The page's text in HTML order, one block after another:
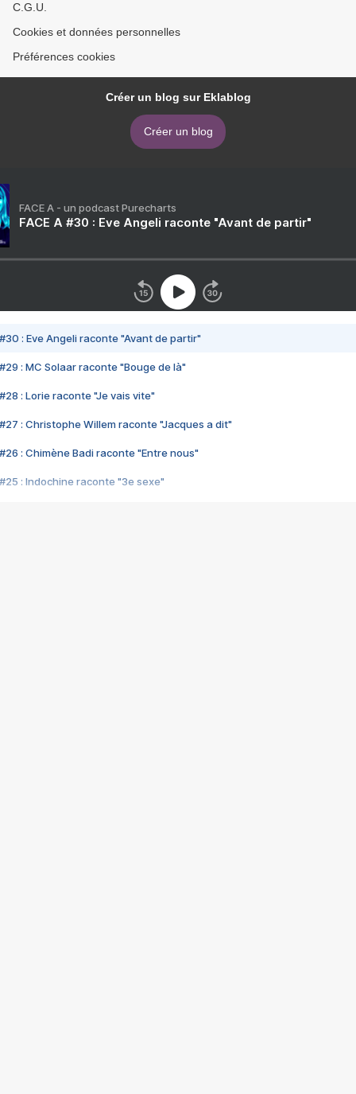
C.G.U.
Cookies et données personnelles
Préférences cookies
Créer un blog sur Eklablog
Créer un blog
FACE A - un podcast Purecharts
FACE A #30 : Eve Angeli raconte "Avant de partir"
#30 : Eve Angeli raconte "Avant de partir"
#29 : MC Solaar raconte "Bouge de là"
#28 : Lorie raconte "Je vais vite"
#27 : Christophe Willem raconte "Jacques a dit"
#26 : Chimène Badi raconte "Entre nous"
#25 : Indochine raconte "3e sexe"